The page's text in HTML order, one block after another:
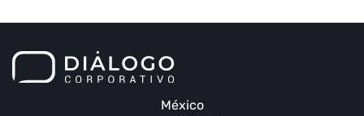
México